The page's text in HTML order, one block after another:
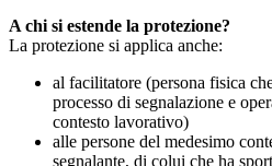
A chi si estende la protezione?
La protezione si applica anche:
al facilitatore (persona fisica
processo di segnalazione e
contesto lavorativo)
alle persone del medesimo
segnalante, di colui che ha